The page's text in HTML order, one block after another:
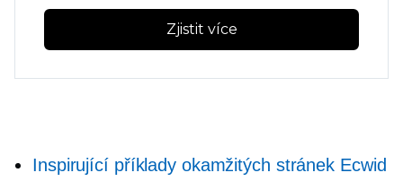
Zjistit více
Inspirující příklady okamžitých stránek Ecwid